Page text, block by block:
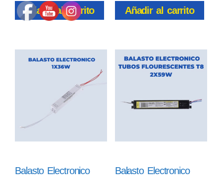
Añadir al carrito Añadir al carrito
Balasto Electronico Balasto Electronico